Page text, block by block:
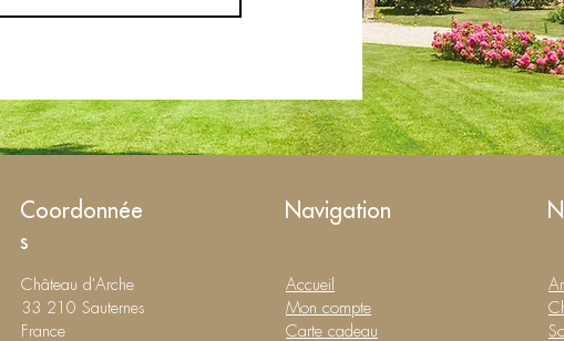
Coordonnée
s
Château d'Arche
33 210 Sauternes
France
Navigation
Accueil
Mon compte
Carte cadeau